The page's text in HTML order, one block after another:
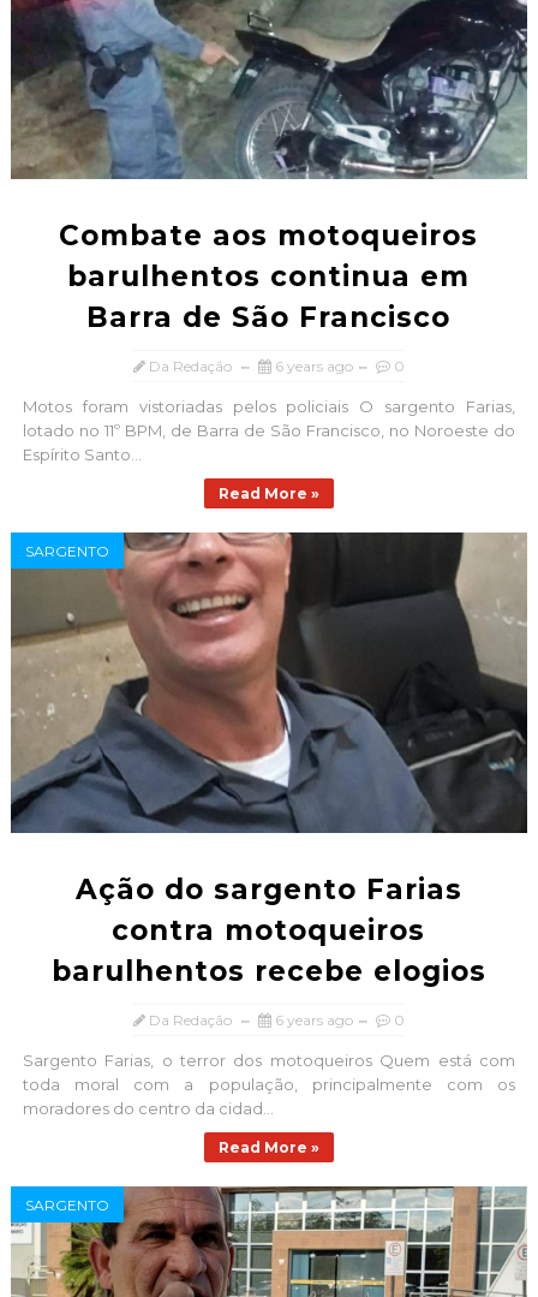
Combate aos motoqueiros
barulhentos continua em
Barra de São Francisco
Da Redação 6 years ago 0
Motos foram vistoriadas pelos policiais O sargento Farias,
lotado no 11º BPM, de Barra de São Francisco, no Noroeste do
Espírito Santo...
Read More »
SARGENTO
Ação do sargento Farias
contra motoqueiros
barulhentos recebe elogios
Da Redação 6 years ago 0
Sargento Farias, o terror dos motoqueiros Quem está com
toda moral com a população, principalmente com os
moradores do centro da cidad...
Read More »
SARGENTO